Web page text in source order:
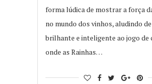
forma lúdica de mostrar a força
no mundo dos vinhos, aludindo
brilhante e inteligente ao jogo de
onde as Rainhas…